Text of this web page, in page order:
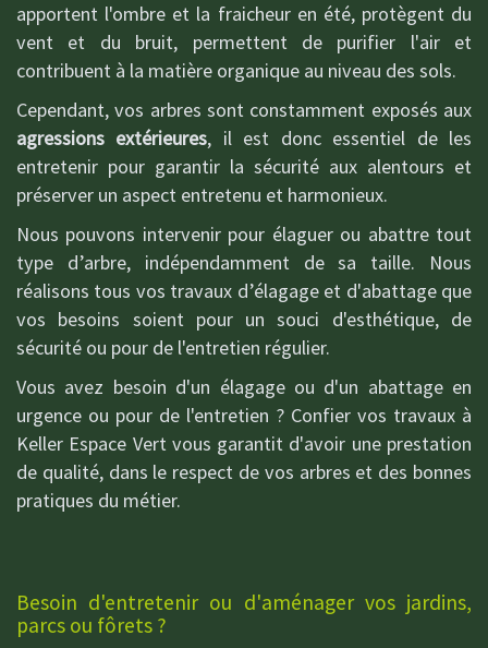
apportent l'ombre et la fraicheur en été, protègent du
vent et du bruit, permettent de purifier l'air et
contribuent à la matière organique au niveau des sols.
Cependant, vos arbres sont constamment exposés aux
agressions extérieures, il est donc essentiel de les
entretenir pour garantir la sécurité aux alentours et
préserver un aspect entretenu et harmonieux.
Nous pouvons intervenir pour élaguer ou abattre tout
type d’arbre, indépendamment de sa taille. Nous
réalisons tous vos travaux d’élagage et d'abattage que
vos besoins soient pour un souci d'esthétique, de
sécurité ou pour de l'entretien régulier.
Vous avez besoin d'un élagage ou d'un abattage en
urgence ou pour de l'entretien ? Confier vos travaux à
Keller Espace Vert vous garantit d'avoir une prestation
de qualité, dans le respect de vos arbres et des bonnes
pratiques du métier.
Besoin d'entretenir ou d'aménager vos jardins,
parcs ou fôrets ?